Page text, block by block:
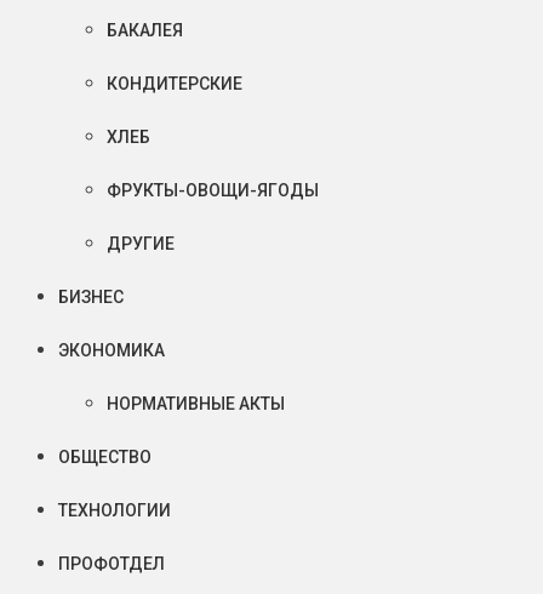
БАКАЛЕЯ
КОНДИТЕРСКИЕ
ХЛЕБ
ФРУКТЫ-ОВОЩИ-ЯГОДЫ
ДРУГИЕ
БИЗНЕС
ЭКОНОМИКА
НОРМАТИВНЫЕ АКТЫ
ОБЩЕСТВО
ТЕХНОЛОГИИ
ПРОФОТДЕЛ